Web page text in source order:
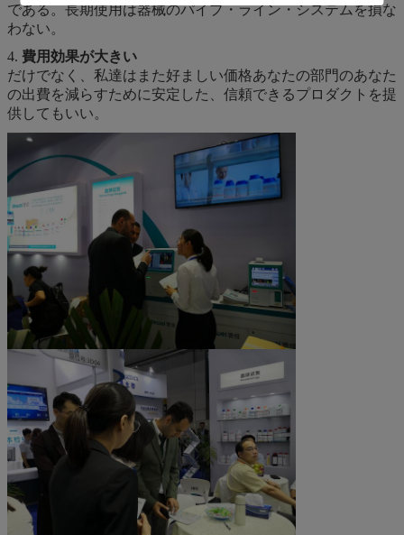
である。長期使用は器械のパイプ・ライン・システムを損な
わない。
4. 費用効果が大きい
だけでなく、私達はまた好ましい価格あなたの部門のあなた
の出費を減らすために安定した、信頼できるプロダクトを提
供してもいい。